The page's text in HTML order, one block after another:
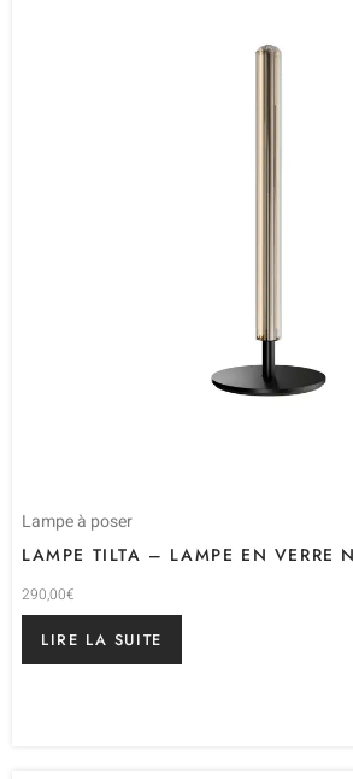
Lampe à poser
LAMPE TILTA – LAMPE EN VERRE
290,00€
LIRE LA SUITE